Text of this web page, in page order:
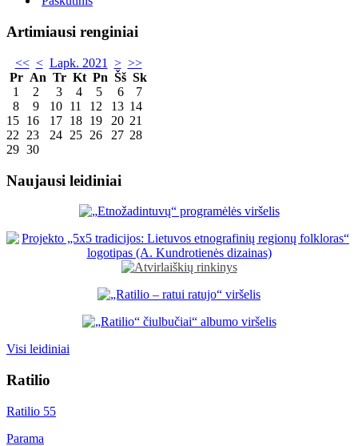
Artimiausi renginiai
<< < Lapk. 2021 > >>
Pr An Tr Kt Pn Šš Sk
1
2 3 4 5 6
7
8
9 10 11 12 13 14
15 16 17 18 19 20 21
22
23 24 25 26 27 28
29 30
Naujausi leidiniai
Visi leidiniai
Ratilio
Ratilio 55
Parama